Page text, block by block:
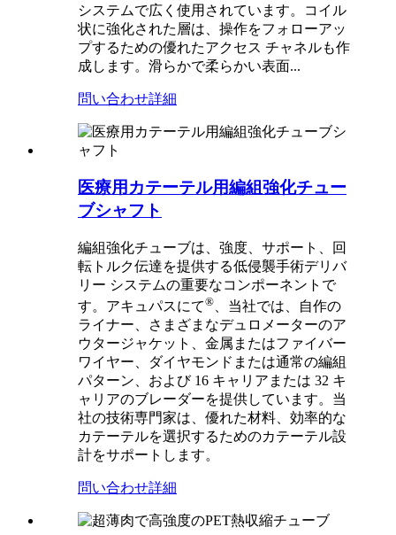
システムで広く使用されています。コイル
状に強化された層は、操作をフォローアッ
プするための優れたアクセス チャネルも作
成します。滑らかで柔らかい表面...
問い合わせ詳細
医療用カテーテル用編組強化チュー
ブシャフト
編組強化チューブは、強度、サポート、回
転トルク伝達を提供する低侵襲手術デリバ
リー システムの重要なコンポーネントで
す。アキュパスにて®、当社では、自作の
ライナー、さまざまなデュロメーターのア
ウタージャケット、金属またはファイバー
ワイヤー、ダイヤモンドまたは通常の編組
パターン、および 16 キャリアまたは 32 キ
ャリアのブレーダーを提供しています。当
社の技術専門家は、優れた材料、効率的な
カテーテルを選択するためのカテーテル設
計をサポートします。
問い合わせ詳細